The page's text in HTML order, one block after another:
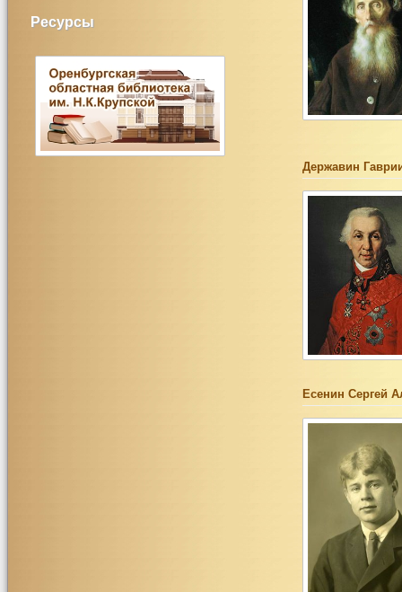
Ресурсы
Державин
Есенин Сергей